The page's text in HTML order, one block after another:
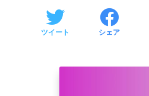
ツイート シェア